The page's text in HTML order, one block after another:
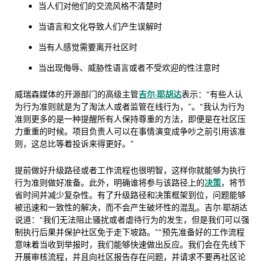
当人们对他们的交流风格不清楚时
当语言和文化导致人们产生误解时
当有人感觉需要离开社区时
当出现侮辱、威胁性语言或者不受欢迎的性注意时
威瑞森媒体的开源部门的高级主管吉尔·耶胡达表示：“有些人认
为行为准则就是为了淘汰人或者监管在线行为，”。“我认为行为
准则更多的是一种提醒所有人保持尊重的方法，即便是在社区压
力重重的时候。项目负责人可以在事情演变成争吵之前引用该准
则，这总比等着投诉来得更好。”
提前做好升级路径或者工作流程也很明智，这样你就能够为执行
行为准则做好准备。此外，明确谁将参与该路径上的决策，将节
省时间并减少复杂性。有了升级路径和决策框架到位，问题能够
被迅速和一致性的解决，而不会产生破坏性的混乱。吉尔·耶胡达
说道：“我们无法阻止骚扰或者虐待行为的发生，但是我们可以强
制执行后果并保护社区免于走下坡路。”“预先准备好的工作流程
意味着当收到举报时，我们能够快速做出反应。我们会在先线下
开展审核流程，并且向社区报告存在问题，并请求不要再社区论